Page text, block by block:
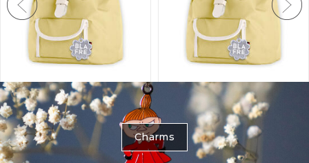
Blafre barnesekk -
8,5L lys gul
3-5 år
på lager
Blafre barnesekk - 6L
lys gul
Forventet 18.09.2026
Charms